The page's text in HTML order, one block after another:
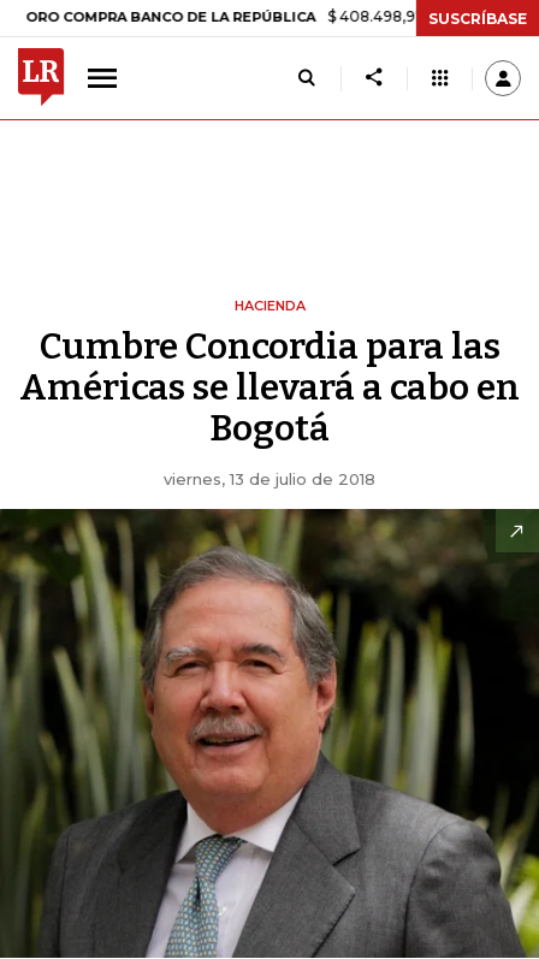
BANCO DE LA REPÚBLICA $ 408.498,97 +$ 8.753,81 +2,19%
SUSCRÍBASE
HACIENDA
Cumbre Concordia para las
Américas se llevará a cabo en
Bogotá
viernes, 13 de julio de 2018